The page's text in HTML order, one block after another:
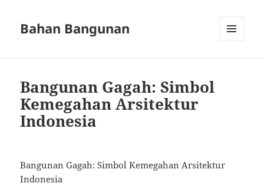
Bahan Bangunan
Bangunan Gagah: Simbol
Kemegahan Arsitektur
Indonesia
Bangunan Gagah: Simbol Kemegahan Arsitektur
Indonesia